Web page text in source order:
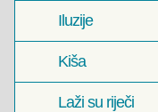
Iluzije
Kiša
Laži su riječi